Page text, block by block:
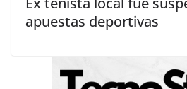
apuestas deportivas